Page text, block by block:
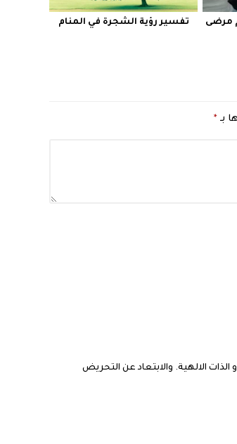
مرضى
تفسير رؤية الشجرة في المنام
بـ *
الالهية. والابتعاد عن التحريض